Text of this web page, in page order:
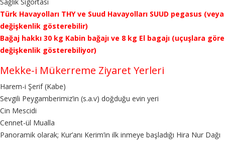
Türk Havayolları THY ve Suud Havayolları SUUD pegasus (veya
değişkenlik gösterebilir)
Bağaj hakkı 30 kg Kabin bağajı ve 8 kg El bagajı (uçuşlara göre
değişkenlik gösterebiliyor)
Mekke-i Mükerreme Ziyaret Yerleri
Harem-i Şerif (Kabe)
Sevgili Peygamberimiz’in (s.a.v) doğduğu evin yeri
Cin Mescidi
Cennet-ül Mualla
Panoramik olarak; Kur’anı Kerim’in ilk inmeye başladığı Hira Nur Dağı